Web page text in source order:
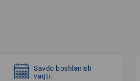
Savdo boshlanish
vaqti: